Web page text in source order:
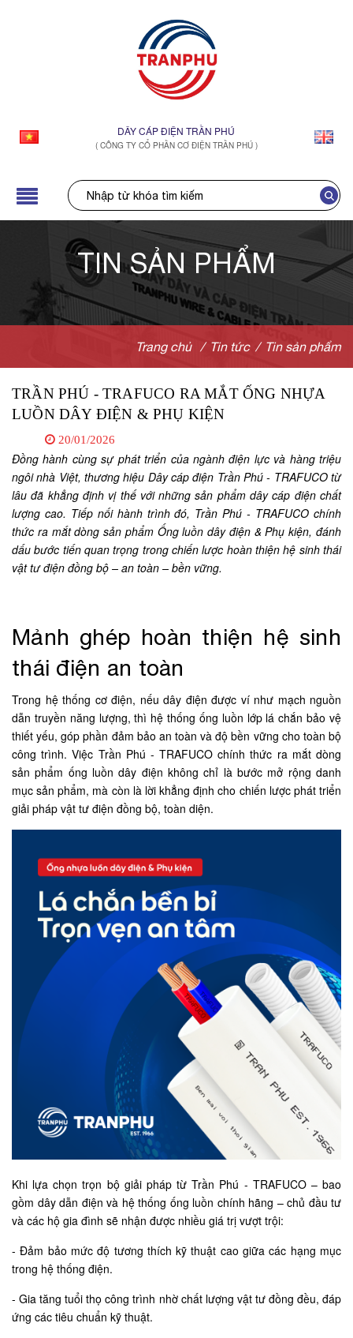
DÂY CÁP ĐIỆN TRẦN PHÚ
( CÔNG TY CỔ PHẦN CƠ ĐIỆN TRẦN PHÚ )
TIN SẢN PHẨM
Trang chủ / Tin tức / Tin sản phẩm
TRẦN PHÚ - TRAFUCO RA MẮT ỐNG NHỰA
LUỒN DÂY ĐIỆN & PHỤ KIỆN
20/01/2026
Đồng hành cùng sự phát triển của ngành điện lực và hàng triệu
ngôi nhà Việt, thương hiệu Dây cáp điện Trần Phú - TRAFUCO từ
lâu đã khẳng định vị thế với những sản phẩm dây cáp điện chất
lượng cao. Tiếp nối hành trình đó, Trần Phú - TRAFUCO chính
thức ra mắt dòng sản phẩm Ống luồn dây điện & Phụ kiện, đánh
dấu bước tiến quan trọng trong chiến lược hoàn thiện hệ sinh thái
vật tư điện đồng bộ – an toàn – bền vững.
Mảnh ghép hoàn thiện hệ sinh
thái điện an toàn
Trong hệ thống cơ điện, nếu dây điện được ví như mạch nguồn
dẫn truyền năng lượng, thì hệ thống ống luồn lớp lá chắn bảo vệ
thiết yếu, góp phần đảm bảo an toàn và độ bền vững cho toàn bộ
công trình. Việc Trần Phú - TRAFUCO chính thức ra mắt dòng
sản phẩm ống luồn dây điện không chỉ là bước mở rộng danh
mục sản phẩm, mà còn là lời khẳng định cho chiến lược phát triển
giải pháp vật tư điện đồng bộ, toàn diện.
Khi lựa chọn trọn bộ giải pháp từ Trần Phú - TRAFUCO – bao
gồm dây dẫn điện và hệ thống ống luồn chính hãng – chủ đầu tư
và các hộ gia đình sẽ nhận được nhiều giá trị vượt trội:
- Đảm bảo mức độ tương thích kỹ thuật cao giữa các hạng mục
trong hệ thống điện.
- Gia tăng tuổi thọ công trình nhờ chất lượng vật tư đồng đều, đáp
ứng các tiêu chuẩn kỹ thuật.